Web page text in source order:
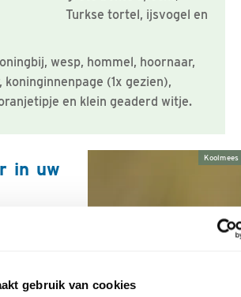
gebruik van cookies
Turkse tortel, ijsvogel en
wesp, hommel, hoornaar,
(1x gezien),
en klein geaderd witje.
in uw